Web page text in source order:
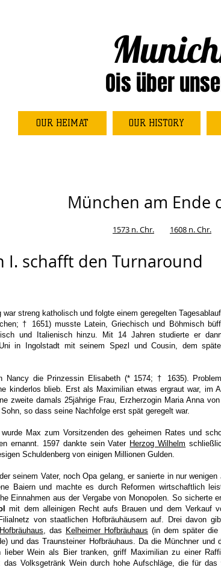
Ois über
OUR HEIMAT OUR HISTORY
München am Ende
1573 n. Chr. 1608 n. Chr.
I. schafft den Turnaround
war streng katholisch und folgte einem geregelten
† 1651) musste Latein, Griechisch und Böhmisch
und Italienisch hinzu. Mit 14 Jahren studierte er
in Ingolstadt mit seinem Spezl und Cousin, dem
Nancy die Prinzessin Elisabeth (* 1574; † 1635).
kinderlos blieb. Erst als Maximilian etwas ergraut war, im
zweite damals 25jährige Frau, Erzherzogin Maria Anna
so dass seine Nachfolge erst spät geregelt war.
Max zum Vorsitzenden des geheimen Rates und
ernannt. 1597 dankte sein Vater Herzog Wilhelm
Schuldenberg von einigen Millionen Gulden.
seinem Vater, noch Opa gelang, er sanierte in nur wenigen
Baiern und machte es durch Reformen wirtschaftlich
Einnahmen aus der Vergabe von Monopolen. So sicherte
mit dem alleinigen Recht aufs Brauen und dem Verkauf
von staatlichen Hofbräuhäusern auf. Drei davon
, das Kelheimer Hofbräuhaus (in dem später die
und das Traunsteiner Hofbräuhaus. Da die Münchner und
lieber Wein als Bier tranken, griff Maximilian zu einer
das Volksgetränk Wein durch hohe Aufschläge, die für das